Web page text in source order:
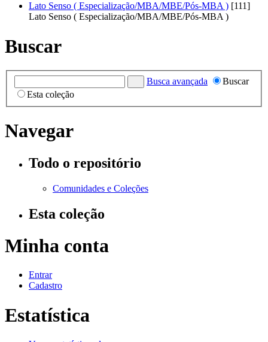
Lato Senso ( Especialização/MBA/MBE/Pós-MBA ) [111]
Lato Senso ( Especialização/MBA/MBE/Pós-MBA )
Buscar
Busca avançada
Buscar
Esta coleção
Navegar
Todo o repositório
Comunidades e Coleções
Esta coleção
Minha conta
Entrar
Cadastro
Estatística